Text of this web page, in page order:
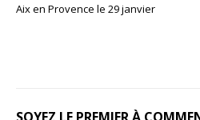
Aix en Provence le 29 janvier